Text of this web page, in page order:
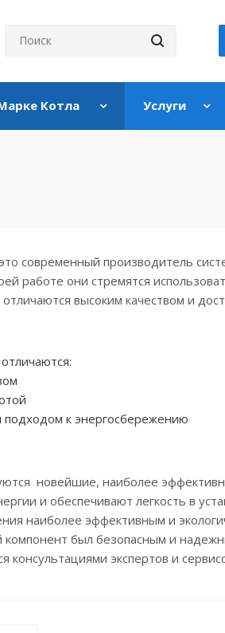
Котла Услуги
современный производитель
работе они стремятся
высоким качеством и
к энергосбережению
новейшие, наиболее
и обеспечивают легкость в
наиболее эффективным и
был безопасным и
консультациями экспертов и